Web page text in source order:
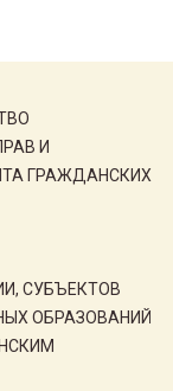
И
ГРАЖДАНСКИХ
СУБЪЕКТОВ
ОБРАЗОВАНИЙ